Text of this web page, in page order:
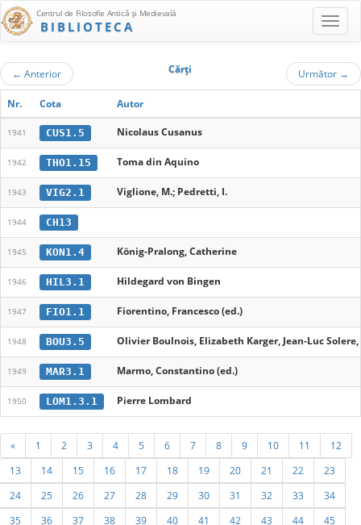
Centrul de Filosofie Antică şi Medievală
BIBLIOTECA
← Anterior Cărţi Următor →
Nr. Cota Autor
1941 CUS1.5 Nicolaus Cusanus
1942 THO1.15 Toma din Aquino
1943 VIG2.1 Viglione, M.; Pedretti, I.
1944 CH13
1945 KON1.4 König-Pralong, Catherine
1946 HIL3.1 Hildegard von Bingen
1947 FIO1.1 Fiorentino, Francesco (ed.)
1948 BOU3.5 Olivier Boulnois, Elizabeth Karger, Jean-Luc
1949 MAR3.1 Marmo, Constantino (ed.)
1950 LOM1.3.1 Pierre Lombard
« 1 2 3 4 5 6 7 8 9 10 11
12
13
14 15 16 17 18 19 20 21 22
23
24
25 26 27 28 29 30 31 32 33
34
35
36 37 38 39 40 41 42 43 44
45